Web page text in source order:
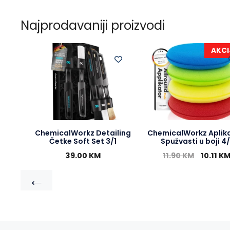
Najprodavaniji proizvodi
ChemicalWorkz Detailing
Četke Soft Set 3/1
39.00 KM
ChemicalWorkz
Spužvasti u boji 4/
11.90KM 10.11 KM
←